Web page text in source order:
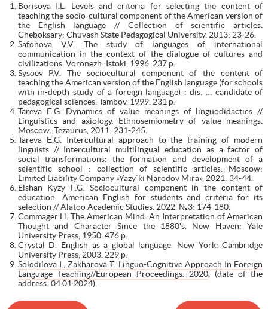
Borisova I.L. Levels and criteria for selecting the content of
teaching the socio-cultural component of the American version of
the English language // Collection of scientific articles.
Cheboksary: Chuvash State Pedagogical University, 2013: 23-26.
Safonova V.V. The study of languages of international
communication in the context of the dialogue of cultures and
civilizations. Voronezh: Istoki, 1996. 237 p.
Sysoev P.V. The sociocultural component of the content of
teaching the American version of the English language (for schools
with in-depth study of a foreign language) : dis. … candidate of
pedagogical sciences. Tambov, 1999. 231 p.
Tareva Е.G. Dynamics of value meanings of linguodidactics //
Linguistics and axiology. Ethnosemiometry of value meanings.
Moscow: Tezaurus, 2011: 231-245.
Tareva Е.G. Intercultural approach to the training of modern
linguists // Intercultural multilingual education as a factor of
social transformations: the formation and development of a
scientific school : collection of scientific articles. Moscow:
Limited Liability Company «Yazy`ki Narodov Mira», 2021: 34-44.
Elshan Kyzy F.G. Sociocultural component in the content of
education: American English for students and criteria for its
selection // Alatoo Academic Studies. 2022. №3: 174-180.
Commager H. The American Mind: An Interpretation of American
Thought and Character Since the 1880's. New Haven: Yale
University Press, 1950. 476 p.
Crystal D. English as a global language. New York: Cambridge
University Press, 2003. 229 p.
Solodilova I., Zakharova T. Linguo-Cognitive Approach In Foreign
Language Teaching//European Proceedings. 2020 . (date of the
address: 04.01.2024).